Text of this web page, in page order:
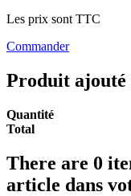
Les prix sont TTC
Commander
Produit ajouté
Quantité
Total
There are 0
article dans